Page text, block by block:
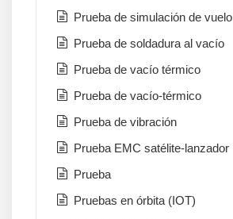
Prueba de simulación de vuelo
Prueba de soldadura al vacío
Prueba de vacío térmico
Prueba de vacío-térmico
Prueba de vibración
Prueba EMC satélite-lanzador
Prueba
Pruebas en órbita (IOT)